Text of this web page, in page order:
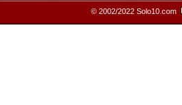
© 2002/2022 Solo10.com